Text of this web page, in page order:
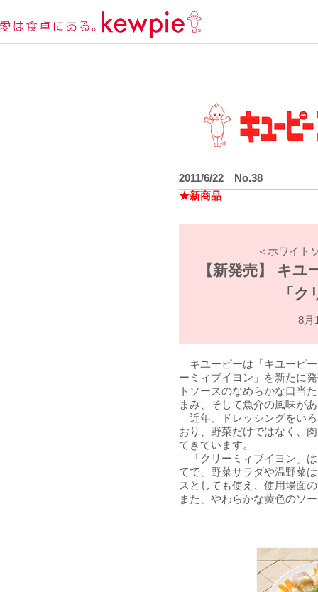
2011/6/22 No.38
★新商品
＜ホワイト
【新発売】 キ
「
8月
キユーピーは「キユーピ
ーミィブイヨン」を新たに
トソースのなめらかな口当
まみ、そして魚介の風味が
近年、ドレッシングをい
おり、野菜だけではなく、
てきています。
「クリーミィブイヨン」
てで、野菜サラダや温野菜
スとしても使え、使用場面
また、やわらかな黄色のソ